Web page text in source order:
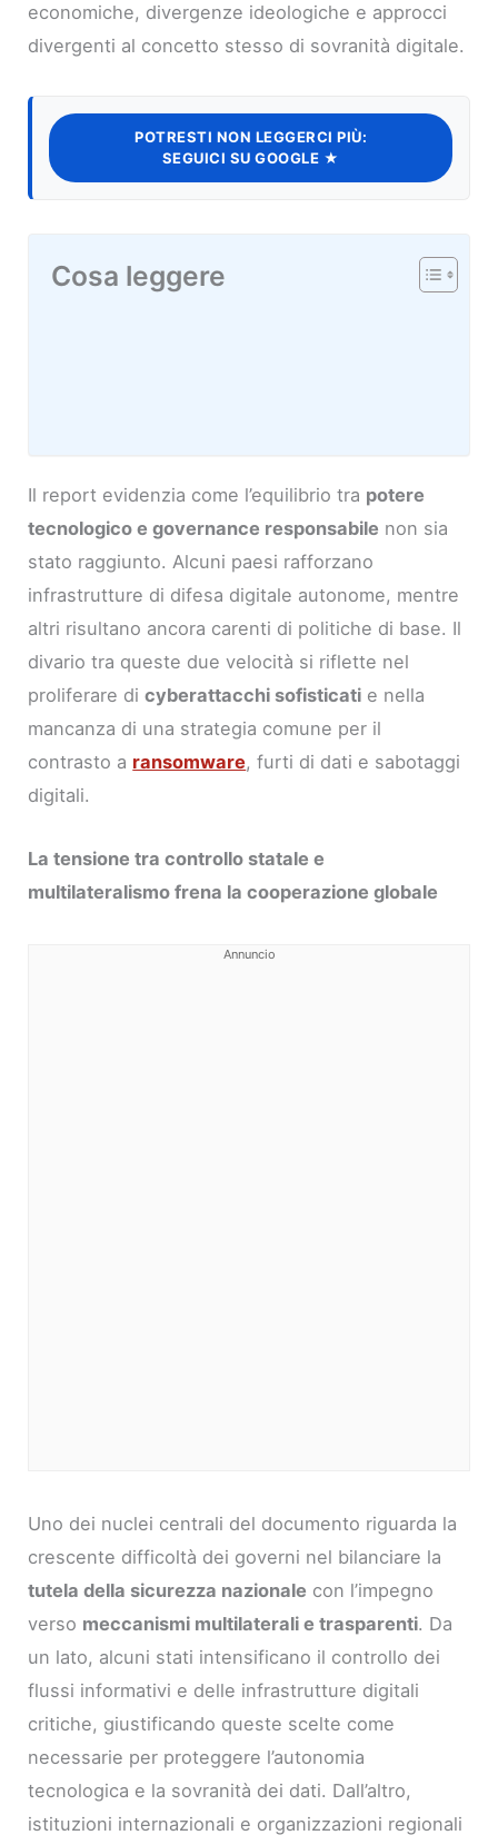
economiche, divergenze ideologiche e approcci
divergenti al concetto stesso di sovranità digitale.
POTRESTI NON LEGGERCI PIÙ:
SEGUICI SU GOOGLE ★
Cosa leggere
Il report evidenzia come l’equilibrio tra potere
tecnologico e governance responsabile non sia
stato raggiunto. Alcuni paesi rafforzano
infrastrutture di difesa digitale autonome, mentre
altri risultano ancora carenti di politiche di base. Il
divario tra queste due velocità si riflette nel
proliferare dicyberattacchi sofisticati e nella
mancanza di una strategia comune per il
contrasto a ransomware, furti di dati e sabotaggi
digitali.
La tensione tra controllo statale e
multilateralismo frena la cooperazione globale
Annuncio
Uno dei nuclei centrali del documento riguarda la
crescente difficoltà dei governi nel bilanciare la
tutela della sicurezza nazionale con l’impegno
verso meccanismi multilaterali e trasparenti. Da
un lato, alcuni stati intensificano il controllo dei
flussi informativi e delle infrastrutture digitali
critiche, giustificando queste scelte come
necessarie per proteggere l’autonomia
tecnologica e la sovranità dei dati. Dall’altro,
istituzioni internazionali e organizzazioni regionali